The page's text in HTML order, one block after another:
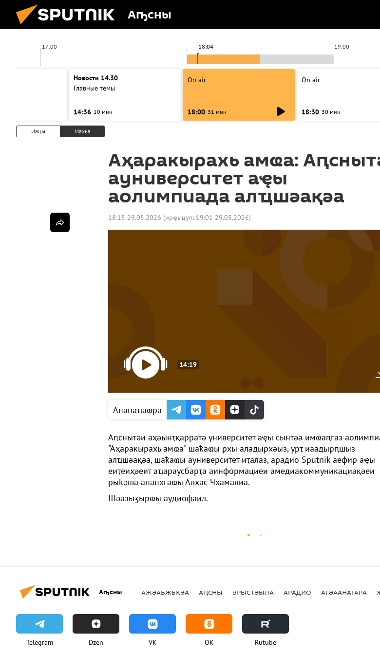
Аҧсны
17:00 19:00
18:04
Новости 14.30
Главные темы
14:36 10 мин
On air
18:00 31 мин
On air
18:30 30 мин
Иацы Иахьа
Аҳаракырахь амҩа:
ауниверситет аҿы
аолимпиада алҵшәақәа
18:15 29.05.2026 (ирҿыцуп: 19:01 29.05.2026)
14:19
Анапаҵаҩра
Аԥснытәи аҳәынҭқарратә университет аҿы сынтәа имҩаԥгаз
"Аҳаракырахь амҩа" шаҟаҩы рхы аладырхәыз, урҭ иаадырԥшыз
алҵшәақәа, шаҟаҩы ауниверситет иҭалаз, арадио Sputnik аефир аҿы
еиҭеиҳәеит аҵараусбарҭа аинформациеи амедиакоммуникациақәеи
рыҟәша анапхгаҩы Алхас Чхамалиа.
Шәазыӡырҩы аудиофаил.
Аҧсны АЖӘАБЖЬҚӘА АԤСНЫ УРЫСТӘЫЛА АРАДИО АГӘААНАГАРА
Telegram Dzen VK OK Rutube